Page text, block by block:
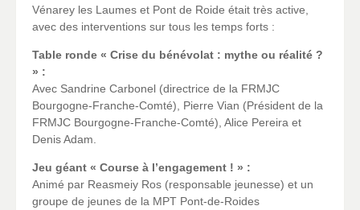
Vénarey les Laumes et Pont de Roide était très active,
avec des interventions sur tous les temps forts :
Table ronde « Crise du bénévolat : mythe ou réalité ?
» :
Avec Sandrine Carbonel (directrice de la FRMJC
Bourgogne-Franche-Comté), Pierre Vian (Président de la
FRMJC Bourgogne-Franche-Comté), Alice Pereira et
Denis Adam.
Jeu géant « Course à l’engagement ! » :
Animé par Reasmeiy Ros (responsable jeunesse) et un
groupe de jeunes de la MPT Pont-de-Roides